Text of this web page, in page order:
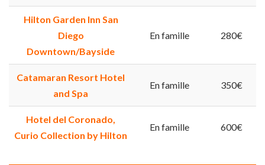
Hilton Garden Inn San
Diego
Downtown/Bayside
En famille 280€
Catamaran Resort Hotel
and Spa
En famille 350€
Hotel del Coronado,
Curio Collection by Hilton
En famille 600€